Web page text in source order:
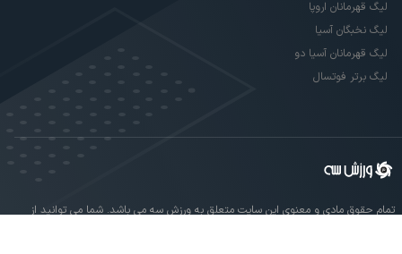
لیگ قهرمانان اروپا
لیگ نخبگان آسیا
لیگ قهرمانان آسیا دو
لیگ برتر فوتسال
تمام حقوق مادی و معنوی این سایت متعلق به ورزش سه می باشد. شما می توانید از